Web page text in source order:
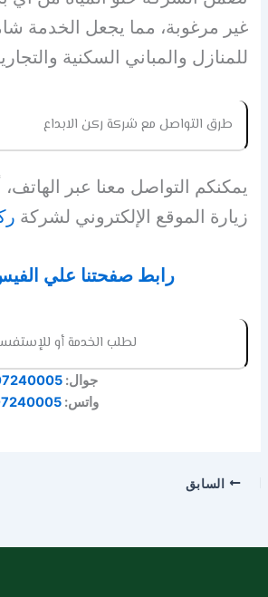
غير مرغوبة، مما يجعل الخدمة
للمنازل والمباني السكنية
طرق التواصل مع شركة ركن الابداع
يمكنكم التواصل معنا عبر
زيارة الموقع الإلكتروني لشركة
رابط صفحتنا علي
لطلب الخدمة أو
جوال:
واتس:
السابق